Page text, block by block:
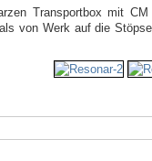
Transportbox mit
von Werk auf die